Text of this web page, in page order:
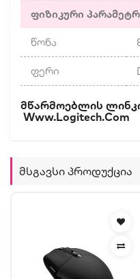
ფიზიკური
წონა
ფერი
Www.logitech.com
Მსგავსი Პროდუქცია